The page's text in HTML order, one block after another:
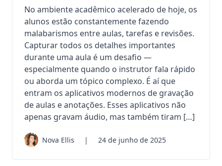
No ambiente acadêmico acelerado de hoje, os
alunos estão constantemente fazendo
malabarismos entre aulas, tarefas e revisões.
Capturar todos os detalhes importantes
durante uma aula é um desafio —
especialmente quando o instrutor fala rápido
ou aborda um tópico complexo. É aí que
entram os aplicativos modernos de gravação
de aulas e anotações. Esses aplicativos não
apenas gravam áudio, mas também tiram […]
Nova Ellis | 24 de junho de 2025